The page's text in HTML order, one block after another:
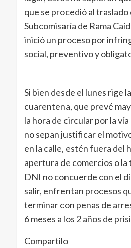
que se procedió al traslado
Subcomisaría de Rama
inició un proceso por
social, preventivo y
Si bien desde el lunes rige
cuarentena, que prevé
la hora de circular por la
no sepan justificar el
en la calle, estén fuera del
apertura de comercios o
DNI no concuerde con el
salir, enfrentan procesos
terminar con penas de
6 meses a los 2 años de
Compartilo